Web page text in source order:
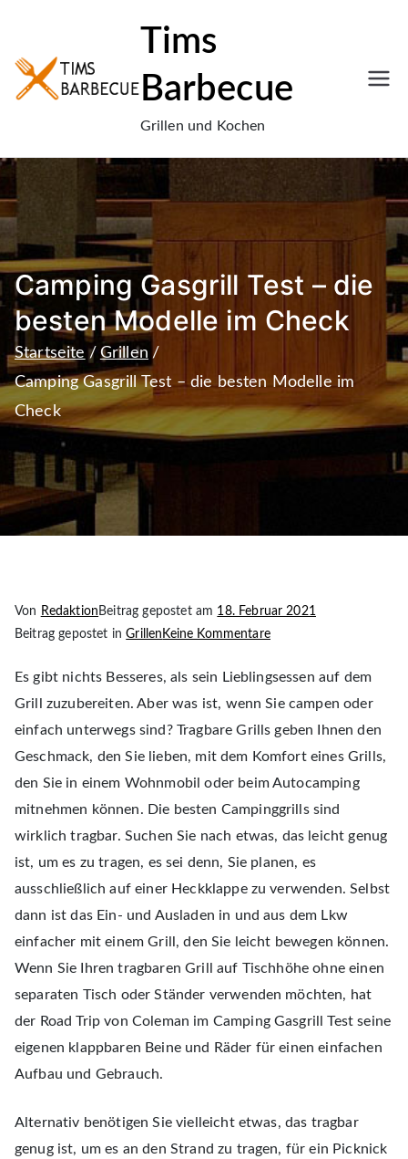
springen
Tims
Barbecue
Grillen und Kochen
Camping Gasgrill Test – die
besten Modelle im Check
Startseite
Grillen
Camping Gasgrill Test – die besten Modelle im
Check
Von Redaktion Beitrag gepostet am 18. Februar 2021
Beitrag gepostet inGrillen Keine Kommentarefür
Gasgrill
Test
im
Check
Es gibt nichts Besseres, als sein Lieblingsessen auf dem
Grill zuzubereiten. Aber was ist, wenn Sie campen oder
einfach unterwegs sind? Tragbare Grills geben Ihnen den
Geschmack, den Sie lieben, mit dem Komfort eines Grills,
den Sie in einem Wohnmobil oder beim Autocamping
mitnehmen können. Die besten Campinggrills sind
wirklich tragbar. Suchen Sie nach etwas, das leicht genug
ist, um es zu tragen, es sei denn, Sie planen, es
ausschließlich auf einer Heckklappe zu verwenden. Selbst
dann ist das Ein- und Ausladen in und aus dem Lkw
einfacher mit einem Grill, den Sie leicht bewegen können.
Wenn Sie Ihren tragbaren Grill auf Tischhöhe ohne einen
separaten Tisch oder Ständer verwenden möchten, hat
der Road Trip von Coleman im Camping Gasgrill Test seine
eigenen klappbaren Beine und Räder für einen einfachen
Aufbau und Gebrauch.
Alternativ benötigen Sie vielleicht etwas, das tragbar
genug ist, um es an den Strand zu tragen, für ein Picknick